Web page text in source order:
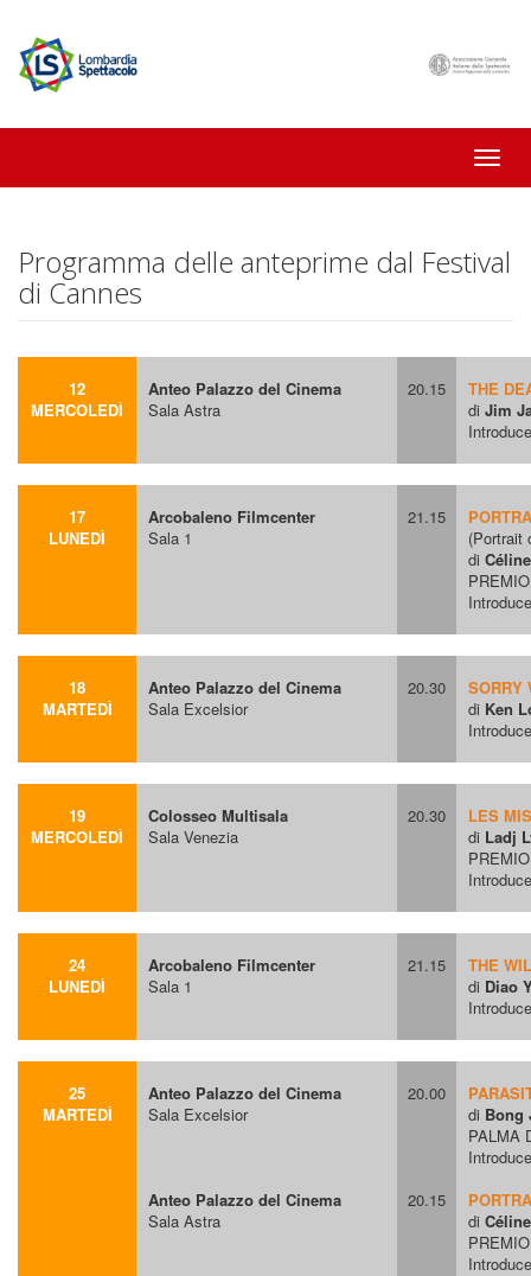
Toggle
Programma delle anteprime dal Festival
di Cannes
12
MERCOLEDÌ
Anteo Palazzo del Cinema
Sala Astra
20.15
THE
di Jim
17
LUNEDÌ
Arcobaleno Filmcenter
Sala 1
21.15
(Portrait
di
18
MARTEDÌ
Anteo Palazzo del Cinema
Sala Excelsior
20.30
SORRY
di Ken
19
MERCOLEDÌ
Colosseo Multisala
Sala Venezia
20.30
LES
di Ladj
24
LUNEDÌ
Arcobaleno Filmcenter
Sala 1
21.15
THE
di Diao
25
MARTEDÌ
Anteo Palazzo del Cinema
Sala Excelsior
Anteo Palazzo del Cinema
Sala Astra
20.00
20.15
di Bong
PALMA
di